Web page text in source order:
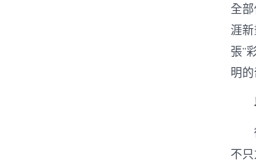
全
涯
張”
明
不